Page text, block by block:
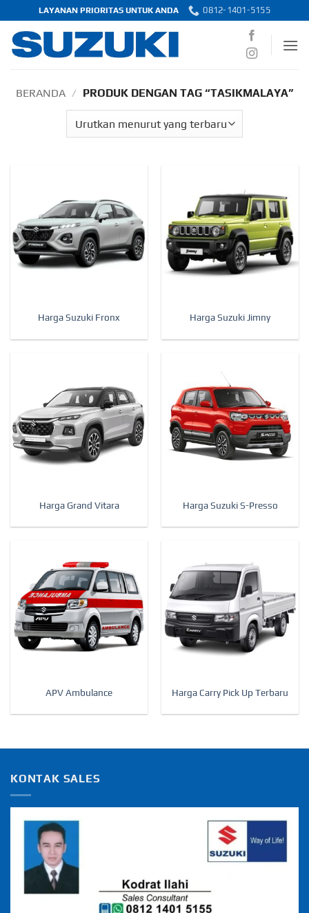
to
content
LAYANAN PRIORITAS UNTUK ANDA 0812-1401-5155
BERANDA / PRODUK DENGAN TAG “TASIKMALAYA”
Harga Suzuki Fronx Harga Suzuki Jimny
Harga Grand Vitara Harga Suzuki S-Presso
APV Ambulance Harga Carry Pick Up Terbaru
KONTAK SALES